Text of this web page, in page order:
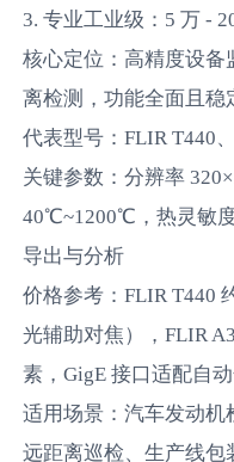
3. 专业工业级：5 万 -
核心定位：高精度设备
离检测，功能全面且稳
代表型号：FLIR T440
关键参数：分辨率
40℃~1200℃，热灵敏
导出与分析
价格参考：FLIR T440
光辅助对焦），FLIR
素，GigE 接口适配自动
适用场景：汽车发动
远距离巡检、生产线包